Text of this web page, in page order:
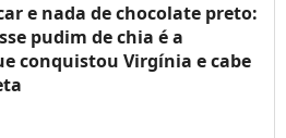
e nada de chocolate preto:
pudim de chia é a
conquistou Virgínia e cabe